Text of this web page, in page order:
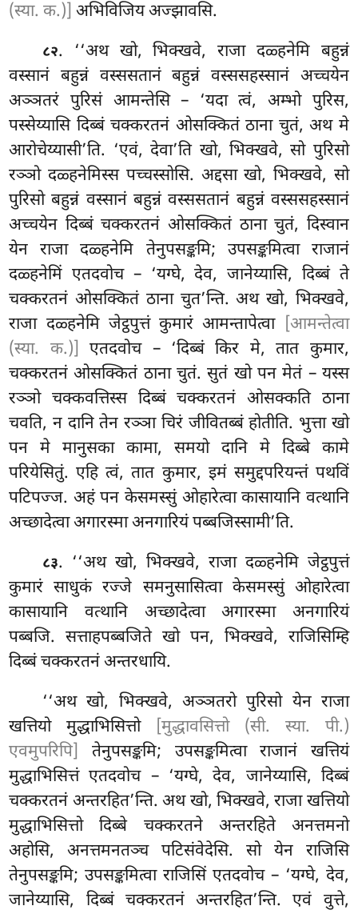
(स्या. क.)] अभिविजिय अज्झावसि.
८२. ‘‘अथ खो, भिक्खवे, राजा दळ्हनेमि बहुन्नं
वस्सानं बहुन्नं वस्ससतानं बहुन्नं वस्ससहस्सानं अच्चयेन
अञ्ञतरं पुरिसं आमन्तेसि – ‘यदा त्वं, अम्भो पुरिस,
पस्सेय्यासि दिब्बं चक्करतनं ओसक्कितं ठाना चुतं, अथ मे
आरोचेय्यासी’ति. ‘एवं, देवा’ति खो, भिक्खवे, सो पुरिसो
रञ्ञो दळ्हनेमिस्स पच्चस्सोसि. अद्दसा खो, भिक्खवे, सो
पुरिसो बहुन्नं वस्सानं बहुन्नं वस्ससतानं बहुन्नं वस्ससहस्सानं
अच्चयेन दिब्बं चक्करतनं ओसक्कितं ठाना चुतं, दिस्वान
येन राजा दळ्हनेमि तेनुपसङ्कमि; उपसङ्कमित्वा राजानं
दळ्हनेमिं एतदवोच – ‘यग्घे, देव, जानेय्यासि, दिब्बं ते
चक्करतनं ओसक्कितं ठाना चुत’न्ति. अथ खो, भिक्खवे,
राजा दळ्हनेमि जेट्ठपुत्तं कुमारं आमन्तापेत्वा [आमन्तेत्वा
(स्या. क.)] एतदवोच – ‘दिब्बं किर मे, तात कुमार,
चक्करतनं ओसक्कितं ठाना चुतं. सुतं खो पन मेतं – यस्स
रञ्ञो चक्कवत्तिस्स दिब्बं चक्करतनं ओसक्कति ठाना
चवति, न दानि तेन रञ्ञा चिरं जीवितब्बं होतीति. भुत्ता खो
पनमे मानुसका कामा, समयो दानि मे दिब्बे कामे
परियेसितुं. एहि त्वं, तात कुमार, इमं समुद्दपरियन्तं पथविं
पटिपज्ज. अहं पन केसमस्सुं ओहारेत्वा कासायानि वत्थानि
अच्छादेत्वाअगारस्मा अनगारियं पब्बजिस्सामी’ति.
८३. ‘‘अथ खो, भिक्खवे, राजा दळ्हनेमि जेट्ठपुत्तं
कुमारं साधुकं रज्जे समनुसासित्वा केसमस्सुं ओहारेत्वा
कासायानि वत्थानि अच्छादेत्वा अगारस्मा अनगारियं
पब्बजि. सत्ताहपब्बजिते खो पन, भिक्खवे, राजिसिम्हि
दिब्बं चक्करतनं अन्तरधायि.
‘‘अथ खो, भिक्खवे, अञ्ञतरो पुरिसो येन राजा
खत्तियो मुद्धाभिसित्तो
[मुद्धावसित्तो (सी. स्या. पी.)
एवमुपरिपि]
तेनुपसङ्कमि; उपसङ्कमित्वा राजानं खत्तियं
मुद्धाभिसित्तं एतदवोच – ‘यग्घे, देव, जानेय्यासि, दिब्बं
चक्करतनं अन्तरहित’न्ति. अथ खो, भिक्खवे, राजा खत्तियो
मुद्धाभिसित्तो दिब्बे चक्करतने अन्तरहिते अनत्तमनो
अहोसि, अनत्तमनतञ्च पटिसंवेदेसि. सो येन राजिसि
तेनुपसङ्कमि; उपसङ्कमित्वा राजिसिं एतदवोच – ‘यग्घे, देव,
जानेय्यासि, दिब्बं चक्करतनं अन्तरहित’न्ति. एवं वुत्ते,